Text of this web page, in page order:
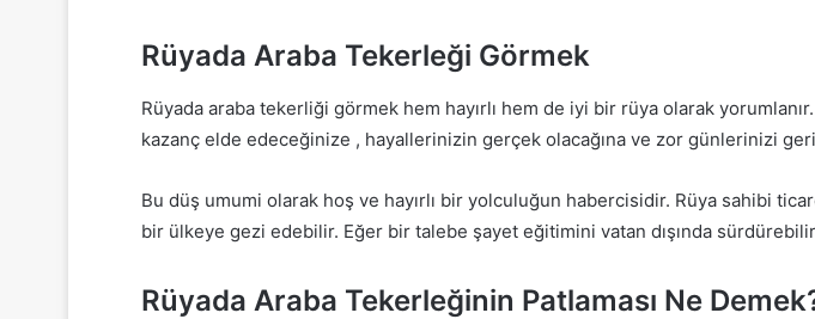
Rüyada Araba Tekerleği Görmek
Rüyada araba tekerliği görmek hem hayırlı hem de iyi bir rüya olarak
kazanç elde edeceğinize , hayallerinizin gerçek olacağına ve zor günlerinizi
Bu düş umumi olarak hoş ve hayırlı bir yolculuğun habercisidir. Rüya sahibi
bir ülkeye gezi edebilir. Eğer bir talebe şayet eğitimini vatan dışında
Rüyada Araba Tekerleğinin Patlaması Ne